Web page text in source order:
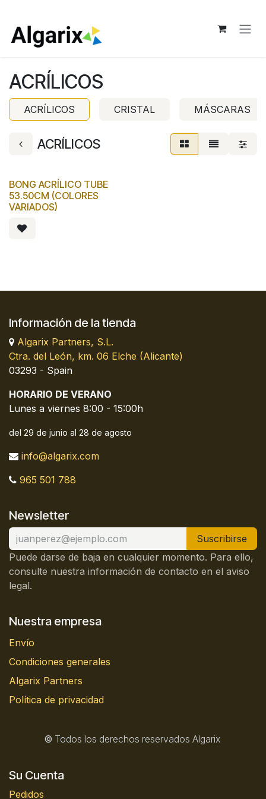
ACRÍLICOS
ACRÍLICOS CRISTAL MÁSCARAS
ACRÍLICOS
BONG ACRÍLICO TUBE
53.50CM (COLORES
VARIADOS)
Información de la tienda
Algarix Partners, S.L.
Ctra. del León, km. 06 Elche (Alicante)
03293 - Spain
HORARIO DE VERANO
Lunes a viernes 8:00 - 15:00h
del 29 de junio al 28 de agosto
info@algarix.com
965 501 788
Newsletter
Suscribirse
Puede darse de baja en cualquier momento. Para ello,
consulte nuestra información de contacto en el aviso
legal.
Nuestra empresa
Envío
Condiciones generales
Algarix Partners
Política de privacidad
© Todos los derechos reservados Algarix
Su Cuenta
Pedidos